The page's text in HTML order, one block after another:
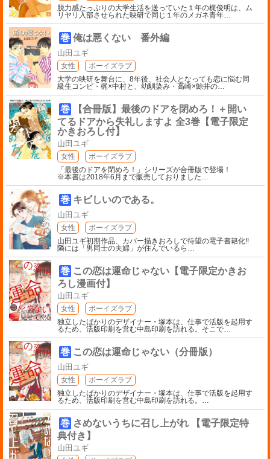
脱力感たっぷりの大学生活を送っていた１年の梶俊明は、ム
リヤリ入部させられた映研で同じ１年のメガネ青年…
巻 俺は悪くない 番外編
山田ユギ
女性
ボーイズラブ
大学の映研を舞台に、8年後、社会人となっても恋に悩む同
級生コンビ・梶×中村と、幼馴染み・高崎×鯨井の…
巻
【合冊版】最後のドアを閉めろ！＋開い
てるドアから失礼しますよ 全3巻【電子限定
かきおろし付】
山田ユギ
女性
ボーイズラブ
「最後のドアを閉めろ！」シリーズが合冊版で登場！
※本書は2018年6月まで販売しておりました…
巻 キビしいのである。
山田ユギ
女性
ボーイズラブ
山田ユギ初期作品、カバー描きおろしで待望の電子書籍化!!
隣には「男同士の夫婦」が住んでいるら …
巻 この恋は運命じゃない【電子限定かきお
ろし漫画付】
山田ユギ
女性
ボーイズラブ
独立したばかりのデザイナー・塚本は、仕事で活版を起用す
るため、活版印刷を営む中島印刷を訪れる。そこで…
巻 この恋は運命じゃない（分冊版）
山田ユギ
女性
ボーイズラブ
独立したばかりのデザイナー・塚本は、仕事で活版を起用す
るため、活版印刷を営む中島印刷を訪れる。 …
巻 さめないうちに召し上がれ 【電子限定特
典付き】
山田ユギ